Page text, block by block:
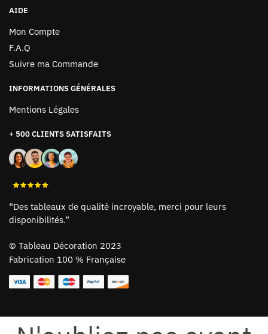
AIDE
Mon Compte
F.A.Q
Suivre ma Commande
INFORMATIONS GÉNÉRALES
Mentions Légales
+ 500 CLIENTS SATISFAITS
“Des tableaux de qualité incroyable, merci pour leurs
disponibilités.”
© Tableau Décoration 2023
Fabrication 100 % Française